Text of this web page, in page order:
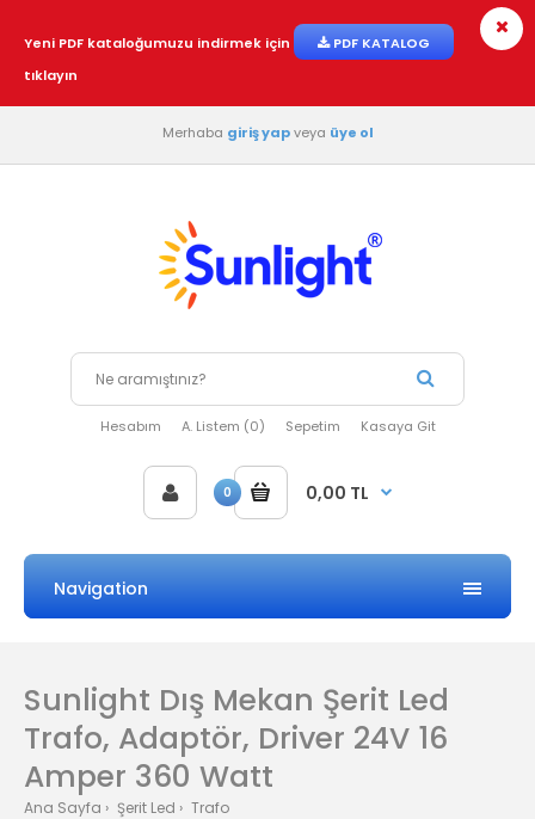
Yeni PDF kataloğumuzu indirmek için
PDF KATALOG
tıklayın
Merhaba giriş yapveya üye ol
Hesabım A. Listem (0) Sepetim Kasaya Git
0 0,00 TL
Navigation
Sunlight Dış Mekan Şerit Led
Trafo, Adaptör, Driver 24V 16
Amper 360 Watt
Ana Sayfa Şerit Led
Trafo